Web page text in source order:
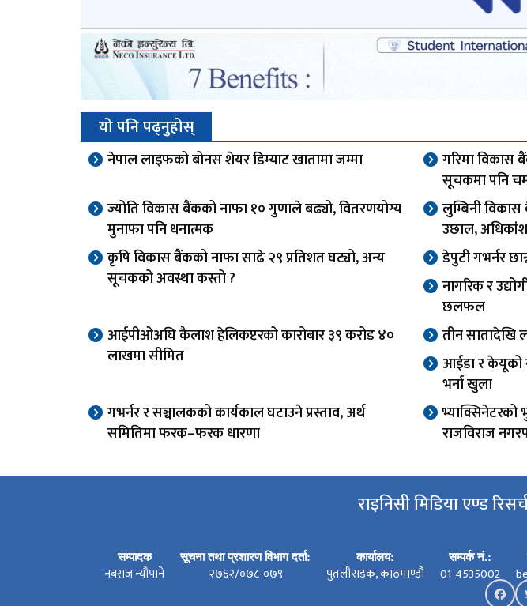
यो पनि पढ्नुहोस्
नेपाल लाइफको बोनस शेयर डिम्याट खातामा जम्मा
गरिमा विकास
सूचकमा पनि
ज्योति विकास बैंकको नाफा १० गुणाले बढ्यो, वितरणयोग्य
मुनाफा पनि धनात्मक
लुम्बिनी
उछाल,
कृषि विकास बैंकको नाफा साढे २९ प्रतिशत घट्यो, अन्य
सूचकको अवस्था कस्तो ?
डेपुटी गभर्नर
नागरिक र
छलफल
आईपीओअघि कैलाश हेलिकप्टरको कारोबार ३९ करोड ४०
लाखमा सीमित
तीन सातादेखि
आईडा र केयूको
भर्ना खुला
गभर्नर र सञ्चालकको कार्यकाल घटाउने प्रस्ताव, अर्थ
समितिमा फरक–फरक धारणा
भ्याक्सिनेटरको
राजविराज
राइनिसी मिडिया एण्ड
सम्पादक
नबराज न्यौपाने
सूचना तथा प्रशारण विभाग दर्ता:
२७६२/०७८-०७९
कार्यालय:
पुतलीसडक, काठमाण्डौ
सम्पर्क नं.:
01-4535002